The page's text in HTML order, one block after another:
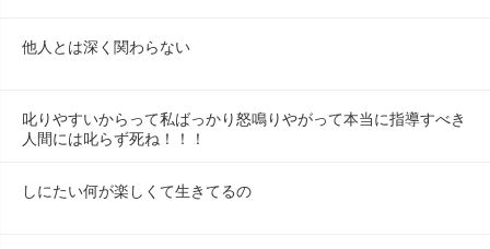
他人とは深く関わらない
叱りやすいからって私ばっかり怒鳴りやがって本当に指導すべき
人間には叱らず死ね！！！
しにたい何が楽しくて生きてるの